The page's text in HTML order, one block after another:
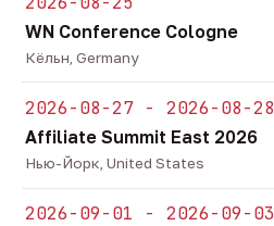
WN Conference Cologne
Кёльн, Germany
2026-08-27 - 2026-08-28
Affiliate Summit East 2026
Нью-Йорк, United States
2026-09-01 - 2026-09-03